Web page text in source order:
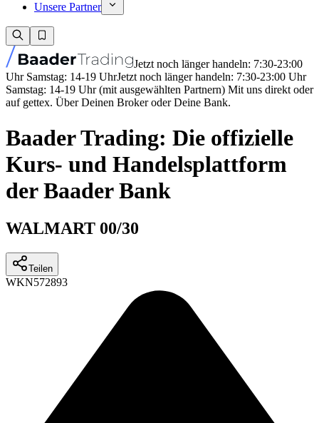
Unsere Partner
Jetzt noch länger handeln: 7:30-23:00
Uhr Samstag: 14-19 UhrJetzt noch länger handeln: 7:30-23:00 Uhr
Samstag: 14-19 Uhr (mit ausgewählten Partnern) Mit uns direkt oder
auf gettex. Über Deinen Broker oder Deine Bank.
Baader Trading: Die offizielle
Kurs- und Handelsplattform
der Baader Bank
WALMART 00/30
Teilen
WKN572893